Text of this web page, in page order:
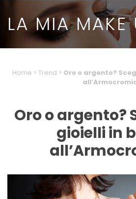
LA MIA MAKE
Home > Trend > Oro o argento?
Oro o argento?
gioielli in